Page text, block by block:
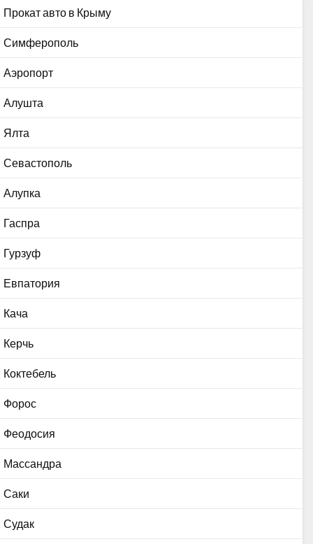
Прокат авто в Крыму
Симферополь
Аэропорт
Алушта
Ялта
Севастополь
Алупка
Гаспра
Гурзуф
Евпатория
Кача
Керчь
Коктебель
Форос
Феодосия
Массандра
Саки
Судак